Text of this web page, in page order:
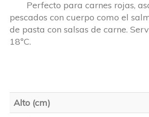
Perfecto para carnes rojas,
pescados con cuerpo como el
de pasta con salsas de carne.
18ºC.
Alto (cm)